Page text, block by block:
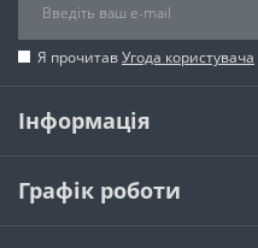
Я прочитавУгода користувача
Інформація
Графік роботи